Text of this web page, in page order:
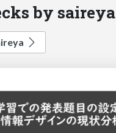
by saireya